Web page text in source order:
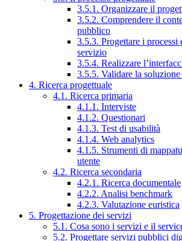
3.5.1. Organizzare il
3.5.2. Comprendere il
pubblico
3.5.3. Progettare i processi
servizio
3.5.4. Realizzare
3.5.5. Validare la soluzione
4. Ricerca progettuale
4.1. Ricerca primaria
4.1.1. Interviste
4.1.2. Questionari
4.1.3. Test di usabilità
4.1.4. Web analytics
4.1.5. Strumenti di
utente
4.2. Ricerca secondaria
4.2.1. Ricerca documentale
4.2.2. Analisi benchmark
4.2.3. Valutazione euristica
5. Progettazione dei servizi
5.1. Cosa sono i servizi e il
5.2. Progettare servizi pubblici